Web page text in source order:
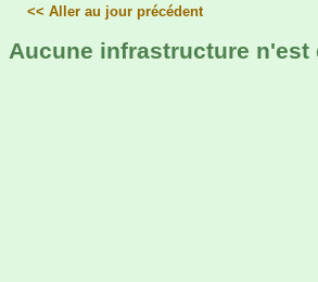
<< Aller au jour précédent
Aucune infrastructure